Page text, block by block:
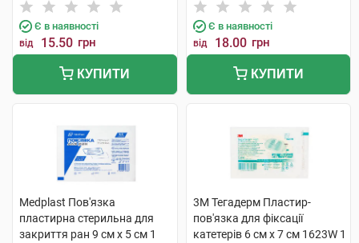
Є в наявності
від 15.50 грн
КУПИТИ
Є в наявності
від 18.00 грн
КУПИТИ
Medplast Пов'язка
пластирна стерильна для
закриття ран 9 см х 5 см 1
3M Тегадерм Пластир-
пов'язка для фіксації
катетерів 6 см х 7 см 1623W 1